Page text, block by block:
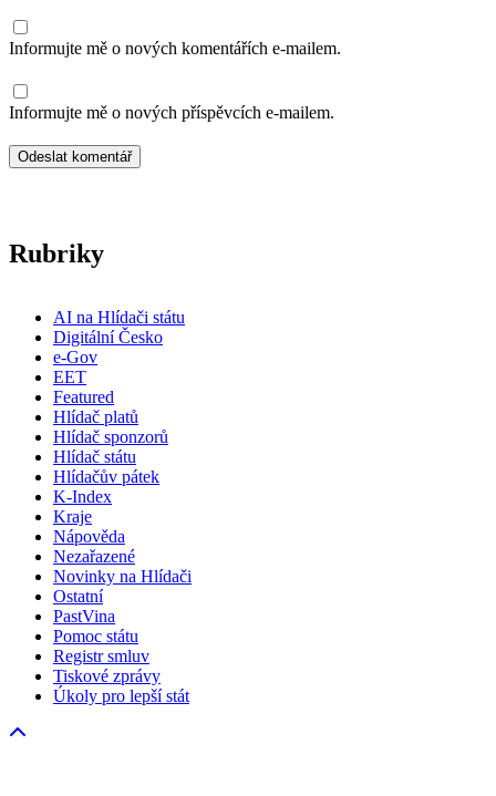
Informujte mě o nových komentářích e-mailem.
Informujte mě o nových příspěvcích e-mailem.
Rubriky
AI na Hlídači státu
Digitální Česko
e-Gov
EET
Featured
Hlídač platů
Hlídač sponzorů
Hlídač státu
Hlídačův pátek
K-Index
Kraje
Nápověda
Nezařazené
Novinky na Hlídači
Ostatní
PastVina
Pomoc státu
Registr smluv
Tiskové zprávy
Úkoly pro lepší stát